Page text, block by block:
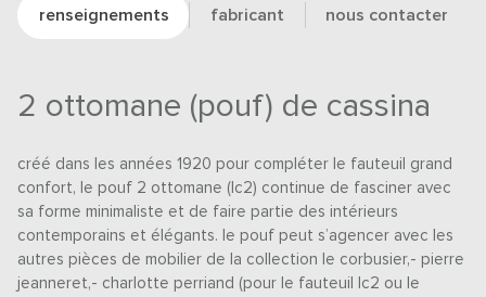
renseignements fabricant nous contacter
2 ottomane (pouf) de cassina
créé dans les années 1920 pour compléter le fauteuil grand
confort, le pouf 2 ottomane (lc2) continue de fasciner avec
sa forme minimaliste et de faire partie des intérieurs
contemporains et élégants. le pouf peut s’agencer avec les
autres pièces de mobilier de la collection le corbusier,- pierre
jeanneret,- charlotte perriand (pour le fauteuil lc2 ou le